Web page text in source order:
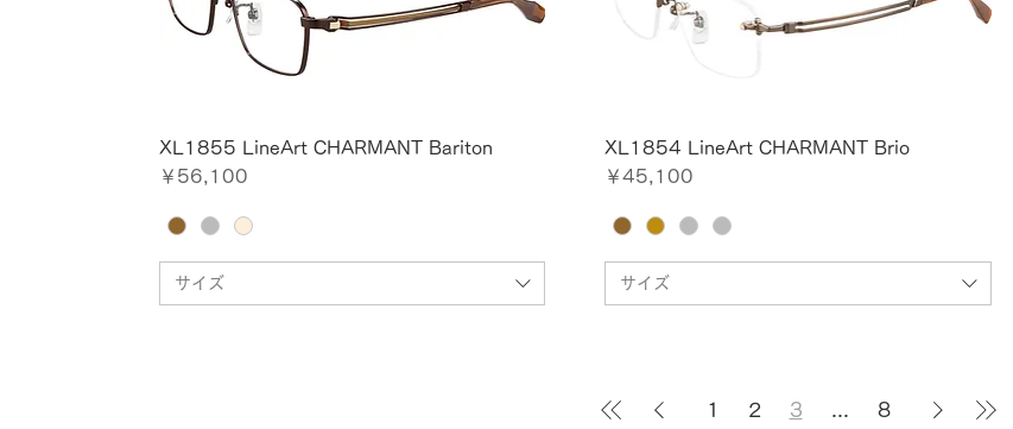
XL1855 LineArt CHARMANT Bariton
価格
￥56,100
サイズ
XL1854 LineArt CHARMANT Brio
価格
￥45,100
サイズ
1 2 3 8